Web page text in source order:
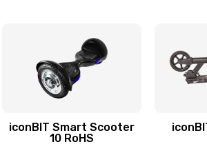
iconBIT Smart Scooter
10 RoHS